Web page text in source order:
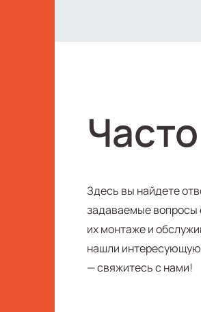
Здесь вы найдете
задаваемые вопросы
их монтаже и
нашли
— свяжитесь с нами!